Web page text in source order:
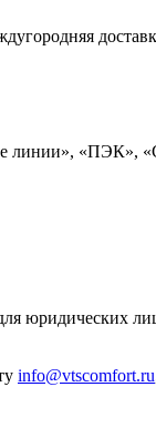
линии»,
юридических
info@vtscomfort.ru